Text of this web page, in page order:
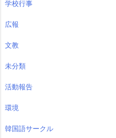
学校行事
広報
文教
未分類
活動報告
環境
韓国語サークル